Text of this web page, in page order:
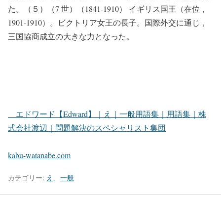
た。（５）（7 世）（1841-1910） イギリス国王（在位，
1901-1910）。ビクトリア女王の長子。国際外交に通じ，
三国協商成立の大きな力となった。
エドワード【Edward】｜え｜一般用語集｜用語集｜株
式会社渡辺｜問題解決のスペシャリスト集団
kabu-watanabe.com
カテゴリー: え 一般